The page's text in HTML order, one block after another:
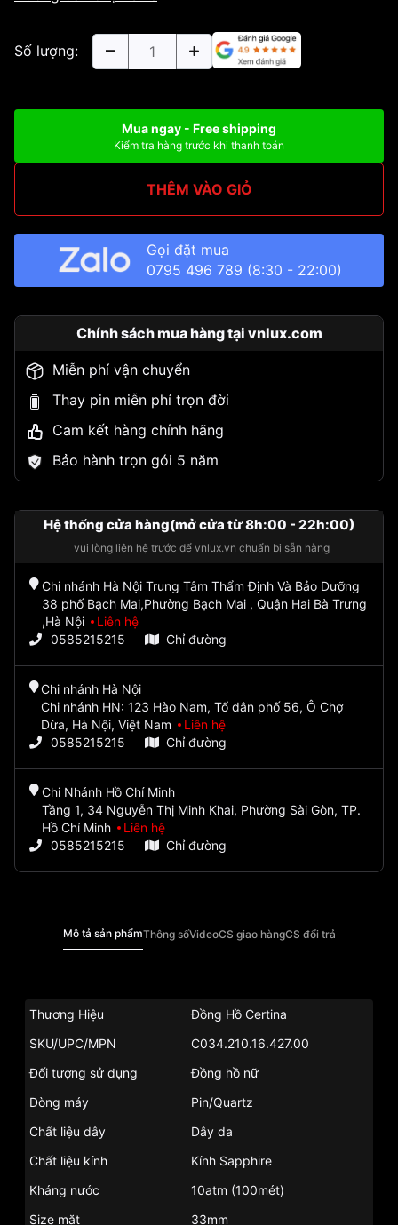
Số lượng:
Mua ngay - Free shipping
Kiểm tra hàng trước khi thanh toán
THÊM VÀO GIỎ
Gọi đặt mua
0795 496 789 (8:30 - 22:00)
Chính sách mua hàng tại vnlux.com
Miễn phí vận chuyển
Thay pin miễn phí trọn đời
Cam kết hàng chính hãng
Bảo hành trọn gói 5 năm
Hệ thống cửa hàng(mở cửa từ 8h:00 - 22h:00)
vui lòng liên hệ trước để vnlux.vn chuẩn bị sẵn hàng
Chi nhánh Hà Nội Trung Tâm Thẩm Định Và Bảo Dưỡng
38 phố Bạch Mai,Phường Bạch Mai , Quận Hai Bà Trưng
,Hà Nội
Liên hệ
0585215215
Chỉ đường
Chi nhánh Hà Nội
Chi nhánh HN: 123 Hào Nam, Tổ dân phố 56, Ô Chợ
Dừa, Hà Nội, Việt Nam
Liên hệ
0585215215
Chỉ đường
Chi Nhánh Hồ Chí Minh
Tầng 1, 34 Nguyễn Thị Minh Khai, Phường Sài Gòn, TP.
Hồ Chí Minh
Liên hệ
0585215215
Chỉ đường
Mô tả sản phẩmThông sốVideoCS giao hàngCS đổi trả
Thương Hiệu
Đồng Hồ Certina
SKU/UPC/MPN
C034.210.16.427.00
Đối tượng sử dụng
Đồng hồ nữ
Dòng máy
Pin/Quartz
Chất liệu dây
Dây da
Chất liệu kính
Kính Sapphire
Kháng nước
10atm (100mét)
Size mặt
33mm